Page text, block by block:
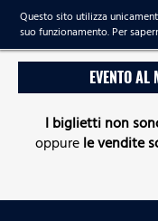
EVENTO AL
I biglietti non
oppurele vendite
Questo sito utilizza
suo funzionamento. Per